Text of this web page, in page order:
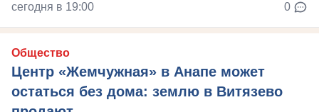
сегодня в 19:00 0
Общество
Центр «Жемчужная» в Анапе может
остаться без дома: землю в Витязево